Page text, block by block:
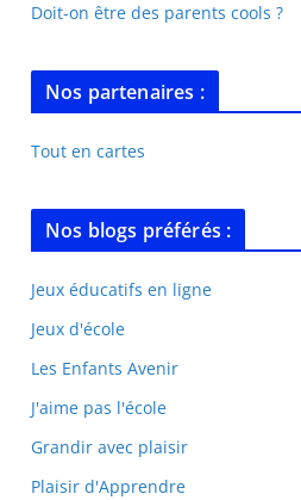
Doit-on être des parents cools ?
Nos partenaires :
Tout en cartes
Nos blogs préférés :
Jeux éducatifs en ligne
Jeux d'école
Les Enfants Avenir
J'aime pas l'école
Grandir avec plaisir
Plaisir d'Apprendre